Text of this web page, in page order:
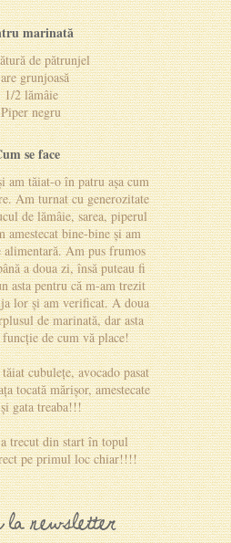
marinată
de pătrunjel
grunjoasă
1/2 lămâie
negru
se face
am tăiat-o în patru așa cum
Am turnat cu generozitate
de lămâie, sarea, piperul
amestecat bine-bine și am
Am pus frumos
a doua zi, însă puteau fi
asta pentru că m-am trezit
lor și am verificat. A doua
de marinată, dar asta
de cum vă place!
cubulețe, avocado pasat
tocată mărișor, amestecate
gata treaba!!!
a trecut din start în topul
pe primul loc chiar!!!!
la newsletter